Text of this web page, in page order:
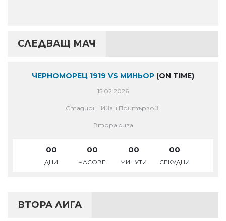
СЛЕДВАЩ МАЧ
ЧЕРНОМОРЕЦ 1919 VS МИНЬОР (ON TIME)
15.02.2026
Стадион "Иван Притъргов"
Втора лига
00
ДНИ
00
ЧАСОВЕ
00
МИНУТИ
00
СЕКУДНИ
ВТОРА ЛИГА